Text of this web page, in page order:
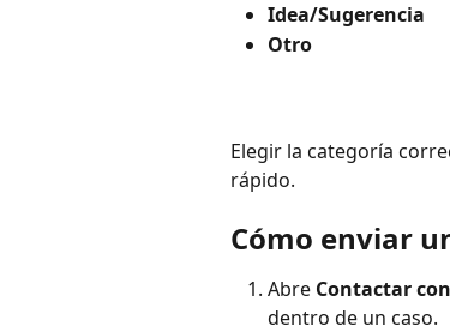
Idea/Sugerencia
Otro
Elegir la categoría
rápido.
Cómo enviar
Abre Contactar
dentro de un caso.